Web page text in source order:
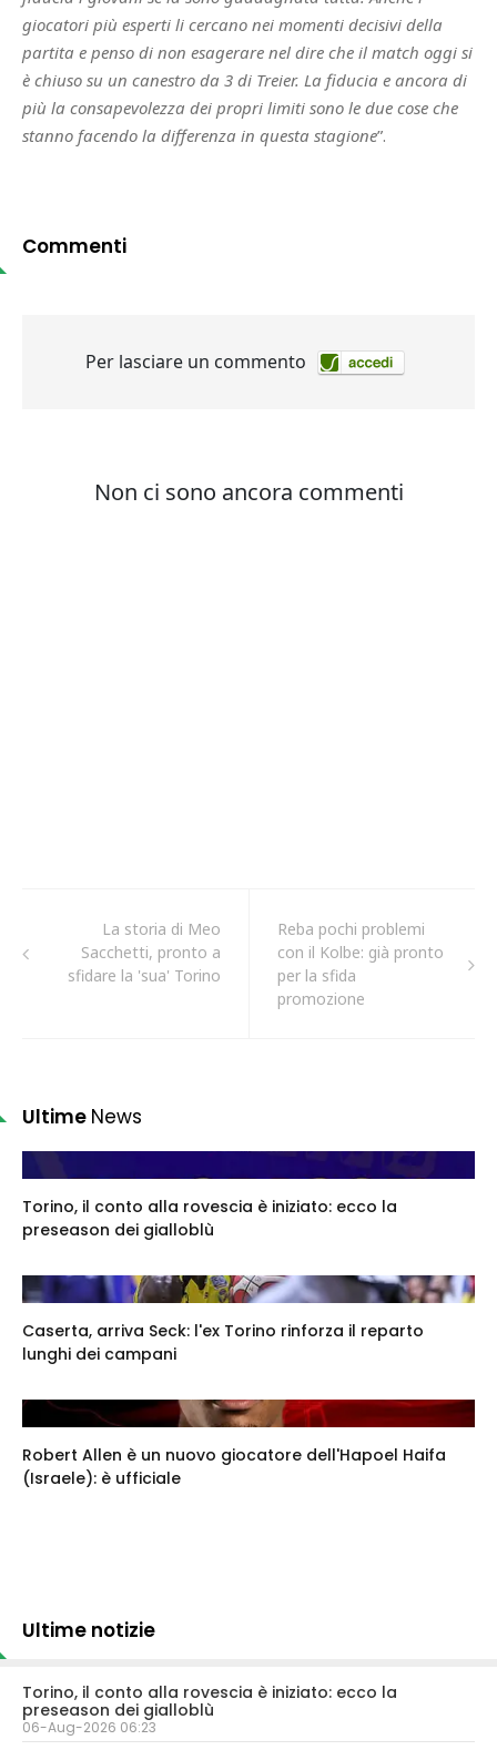
giocatori più esperti li cercano nei momenti decisivi della
partita e penso di non esagerare nel dire che il match oggi si
è chiuso su un canestro da 3 di Treier. La fiducia e ancora di
più la consapevolezza dei propri limiti sono le due cose che
stanno facendo la differenza in questa stagione”.
Commenti
La storia di Meo
Sacchetti, pronto a
sfidare la 'sua' Torino
Reba pochi problemi
con il Kolbe: già pronto
per la sfida
promozione
Ultime News
Torino, il conto alla rovescia è iniziato: ecco la
preseason dei gialloblù
Caserta, arriva Seck: l'ex Torino rinforza il reparto
lunghi dei campani
Robert Allen è un nuovo giocatore dell'Hapoel Haifa
(Israele): è ufficiale
Ultime notizie
Torino, il conto alla rovescia è iniziato: ecco la
preseason dei gialloblù
06-Aug-2026 06:23